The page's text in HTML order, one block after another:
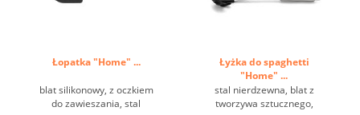
Łopatka "Home" ...
blat silikonowy, z oczkiem
do zawieszania, stal
Łyżka do spaghetti
"Home" ...
stal nierdzewna, blat z
tworzywa sztucznego,